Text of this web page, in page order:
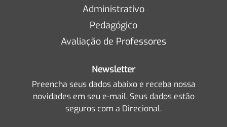
Administrativo
Pedagógico
Avaliação de Professores
Newsletter
Preencha seus dados abaixo e receba nossa
novidades em seu e-mail. Seus dados estão
seguros com a Direcional.